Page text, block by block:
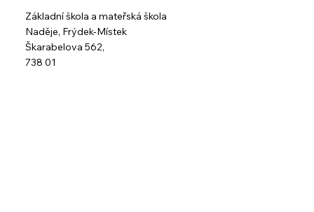
Základní škola a mateřská škola
Naděje, Frýdek-Místek
Škarabelova 562,
738 01